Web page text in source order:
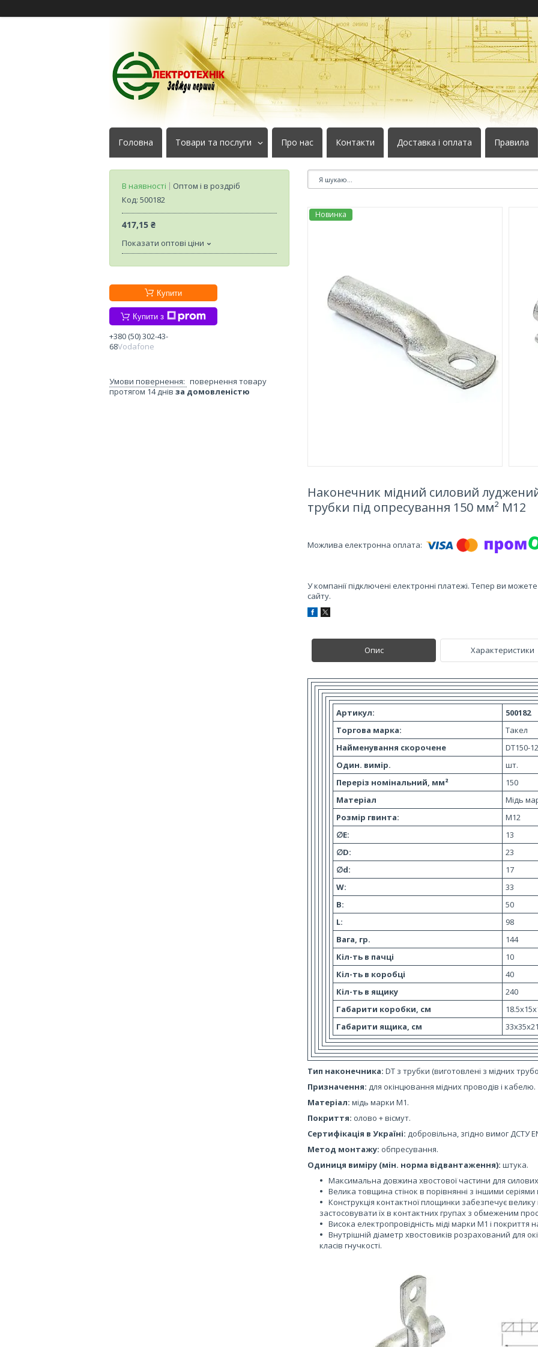
Головна Товари та послуги Про нас Контакти Доставка і оплата Правила
Новинка
Наконечник мідний силовий
трубки під опресування 150 мм² М12
У компанії підключені електронні платежі. Тепер ви
сайту.
Опис Характеристики
Артикул:
500182
Торгова марка:
Такел
Найменування скорочене
DT150-12
Один. вимір.
шт.
Переріз номінальний, мм²
150
Матеріал
Мідь
Розмір гвинта:
М12
∅E:
13
∅D:
23
∅d:
17
W:
33
В:
50
L:
98
Вага, гр.
144
Кіл-ть в пачці
10
Кіл-ть в коробці
40
Кіл-ть в ящику
240
Габарити коробки, см
Габарити ящика, см
33x35x21
Тип наконечника: DT з трубки (виготовлені з мідних
Призначення: для окінцювання мідних проводів і кабелю.
Матеріал: мідь марки М1.
Покриття: олово + вісмут.
Сертифікація в Україні: добровільна, згідно вимог ДСТУ
Метод монтажу: обпресування.
Одиниця виміру (мін. норма відвантаження): штука.
Максимальна довжина хвостової частини для
Велика товщина стінок в порівнянні з іншими
Конструкція контактної площинки забезпечує
застосовувати їх в контактних групах з обмеженим
Висока електропровідність міді марки М1 і покриття
Внутрішній діаметр хвостовиків розрахований для
класів гнучкості.
В наявності
Оптом і в роздріб
Код: 500182
417,15 ₴
Показати оптові ціни
Купити
Купити з
+380 (50) 302-43-
68Vodafone
повернення товару
протягом 14 днів за домовленістю